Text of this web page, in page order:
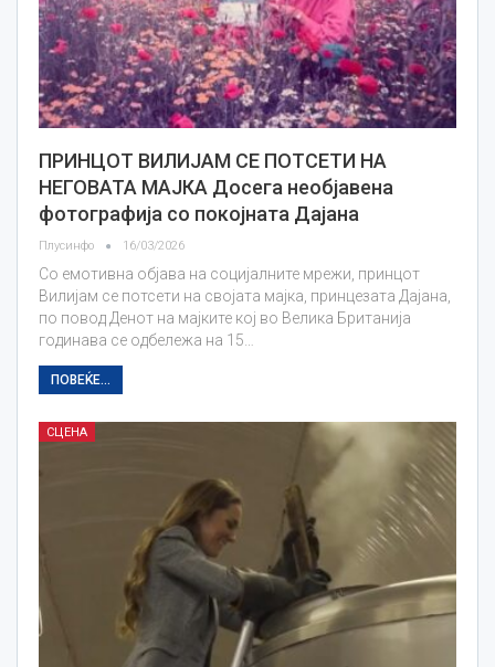
ПРИНЦОТ ВИЛИЈАМ СЕ ПОТСЕТИ НA
НЕГОВАТА МАЈКА Досега необјавена
фотографија со покојната Дајана
Плусинфо 16/03/2026
Со емотивна објава на социјалните мрежи, принцот
Вилијам се потсети на својата мајка, принцезата Дајана,
по повод Денот на мајките кој во Велика Британија
годинава се одбележа на 15…
ПОВЕЌЕ...
СЦЕНА